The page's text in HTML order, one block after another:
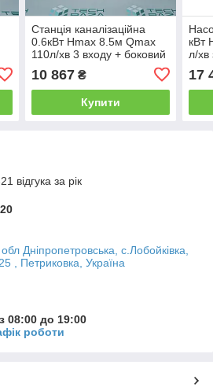
Станція каналізаційна
0.6кВт Hmax 8.5м Qmax
110л/хв 3 входу + боковий
WC601В (776916)
10 867₴
Купити
кВт
л/хв
17
відгука за рік
Дніпропетровська, с.Лобойківка,
, Петриковка, Україна
08:00 до 19:00
роботи